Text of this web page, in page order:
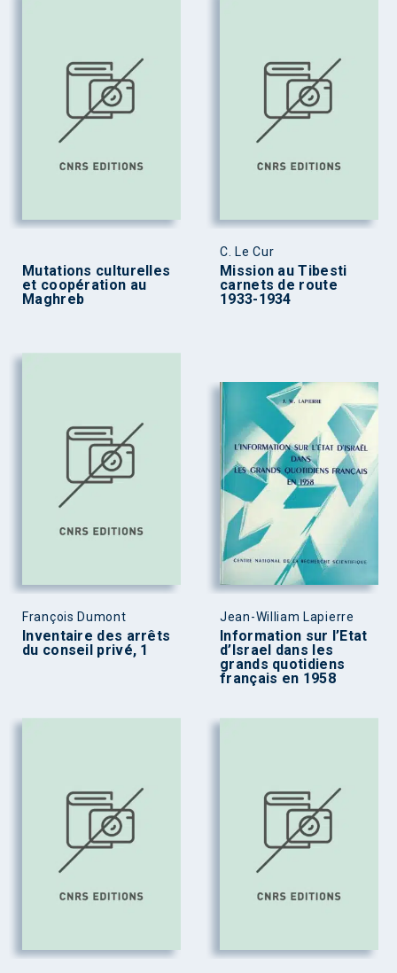
Mutations culturelles
et coopération au
Maghreb
C. Le Cur
Mission au Tibesti
carnets de route
1933-1934
François Dumont
Inventaire des arrêts
du conseil privé, 1
Jean-William Lapierre
Information sur l’Etat
d’Israel dans les
grands quotidiens
français en 1958